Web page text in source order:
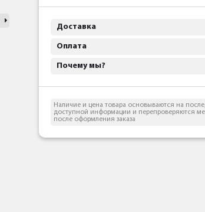
Доставка
Оплата
Почему мы?
Наличие и цена товара основываются на
доступной информации и перепроверяются
после оформления заказа